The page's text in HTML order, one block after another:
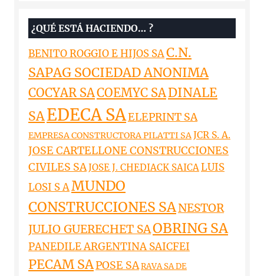
¿QUÉ ESTÁ HACIENDO… ?
BENITO ROGGIO E HIJOS SAC.N.
SAPAG SOCIEDAD ANONIMA
COCYAR SACOEMYC SADINALE
SAEDECA SAELEPRINT SA
EMPRESA CONSTRUCTORA PILATTI SAJCR S. A.
JOSE CARTELLONE CONSTRUCCIONES
CIVILES SAJOSE J. CHEDIACK SAICALUIS
LOSI S AMUNDO
CONSTRUCCIONES SANESTOR
JULIO GUERECHET SAOBRING SA
PANEDILE ARGENTINA SAICFEI
PECAM SAPOSE SARAVA SA DE